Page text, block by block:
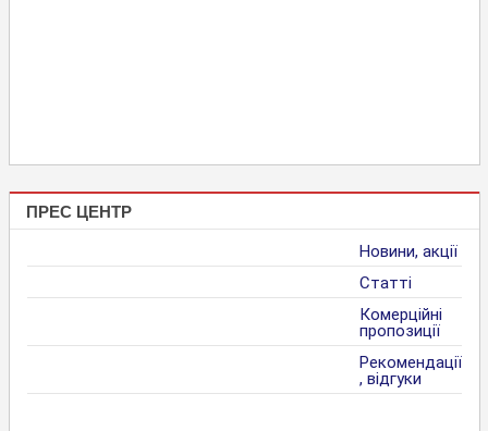
ПРЕС ЦЕНТР
Новини, акції
Статті
Комерційні
пропозиції
Рекомендації
, відгуки